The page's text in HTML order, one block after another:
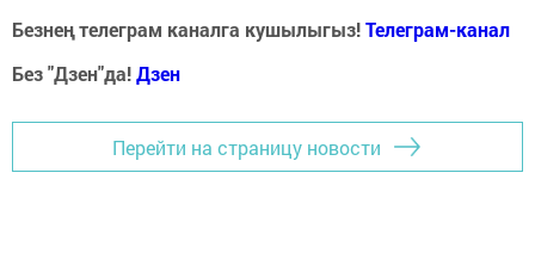
Безнең телеграм каналга кушылыгыз!Телеграм-канал
Без "Дзен"да!Дзен
Перейти на страницу новости